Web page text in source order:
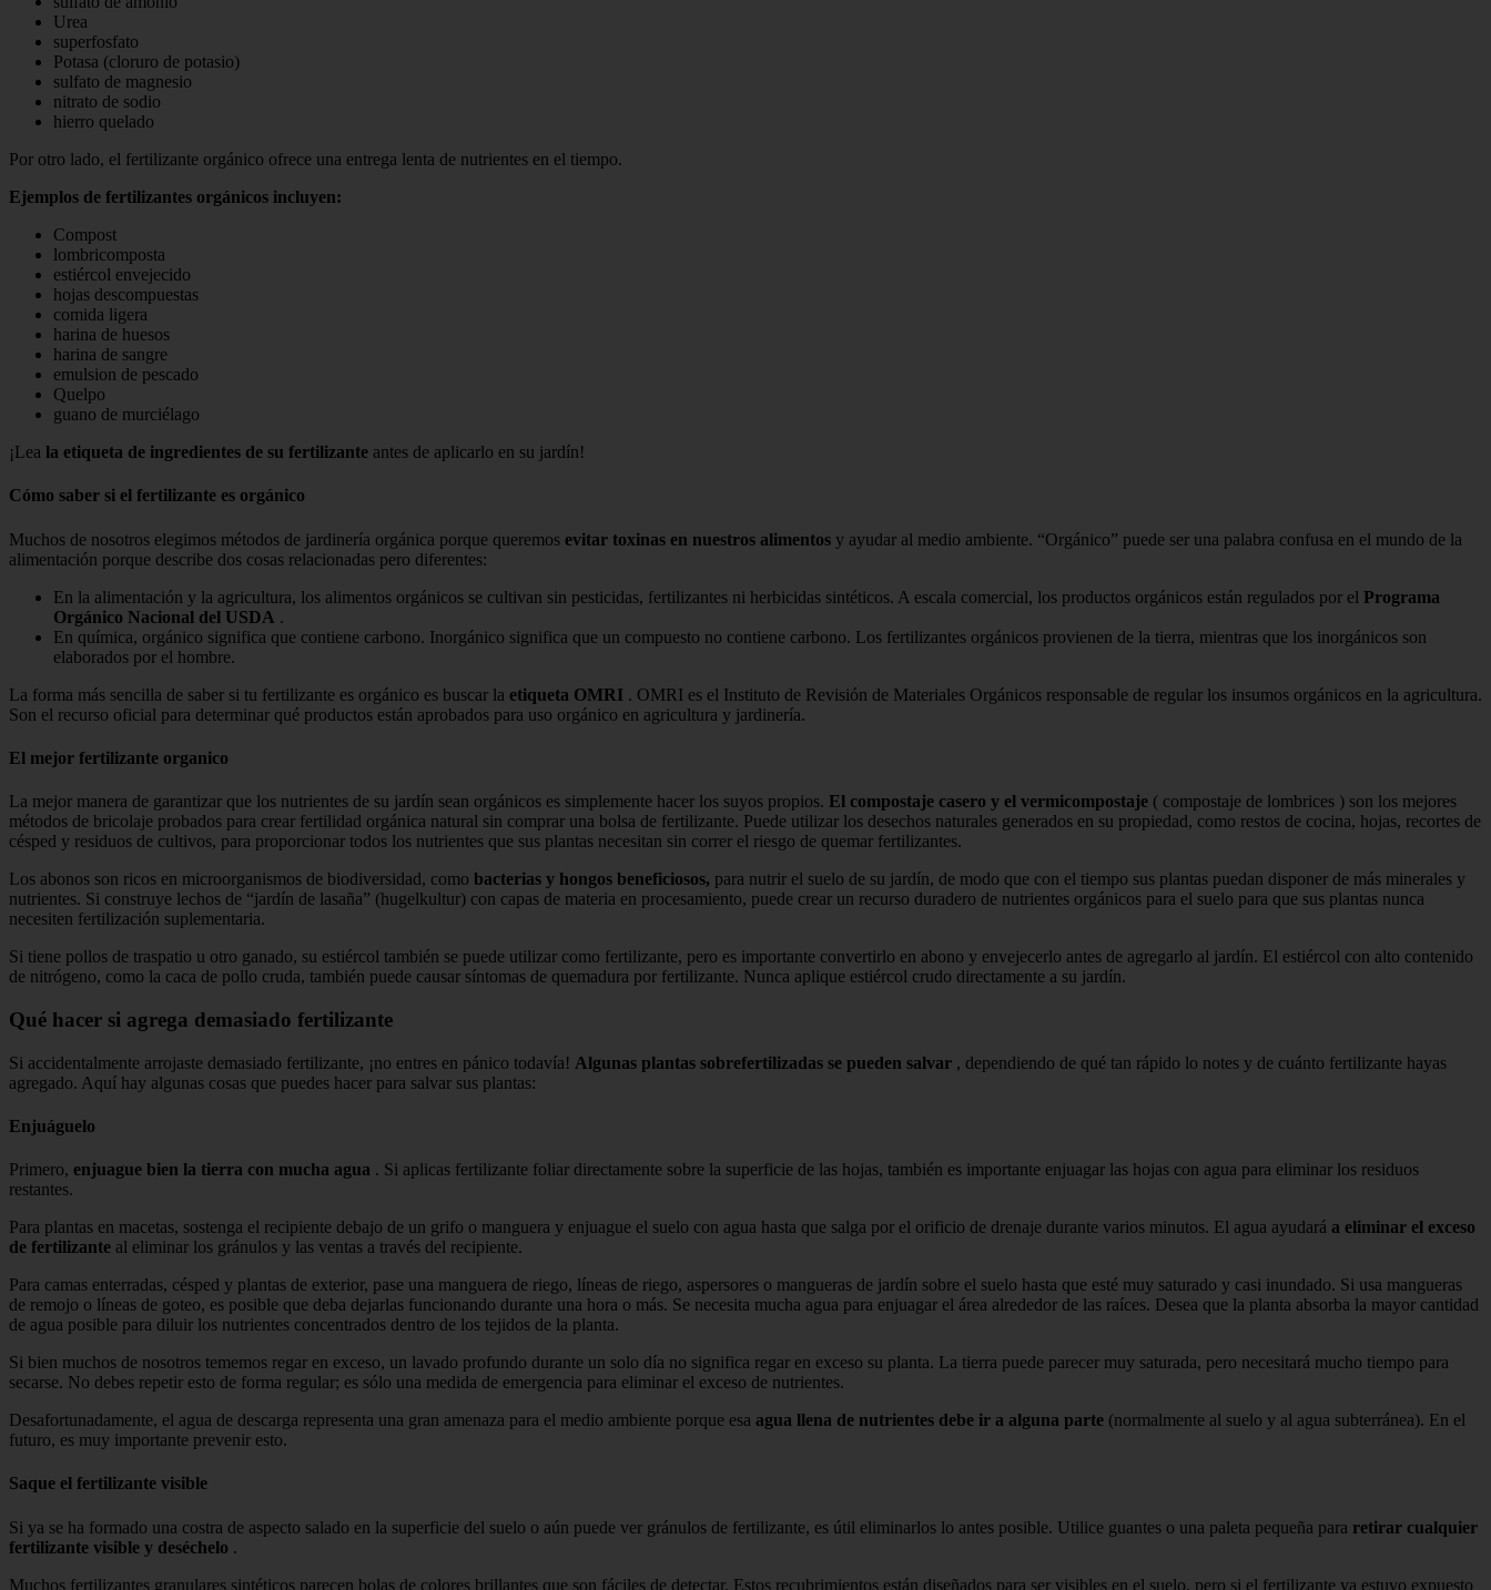
Urea
superfosfato
Potasa (cloruro de potasio)
sulfato de magnesio
nitrato de sodio
hierro quelado
Por otro lado, el fertilizante orgánico ofrece una entrega lenta de nutrientes en el tiempo.
Ejemplos de fertilizantes orgánicos incluyen:
Compost
lombricomposta
estiércol envejecido
hojas descompuestas
comida ligera
harina de huesos
harina de sangre
emulsion de pescado
Quelpo
guano de murciélago
¡Lea la etiqueta de ingredientes de su fertilizante antes de aplicarlo en su jardín!
Cómo saber si el fertilizante es orgánico
Muchos de nosotros elegimos métodos de jardinería orgánica porque queremos evitar toxinas en nuestros alimentos y ayudar al medio ambiente. “Orgánico” puede ser una palabra confusa en el mundo de la
alimentación porque describe dos cosas relacionadas pero diferentes:
En la alimentación y la agricultura, los alimentos orgánicos se cultivan sin pesticidas, fertilizantes ni herbicidas sintéticos. A escala comercial, los productos orgánicos están regulados por el Programa
Orgánico Nacional del USDA .
En química, orgánico significa que contiene carbono. Inorgánico significa que un compuesto no contiene carbono. Los fertilizantes orgánicos provienen de la tierra, mientras que los inorgánicos son
elaborados por el hombre.
La forma más sencilla de saber si tu fertilizante es orgánico es buscar la etiqueta OMRI . OMRI es el Instituto de Revisión de Materiales Orgánicos responsable de regular los insumos orgánicos en la agricultura.
Son el recurso oficial para determinar qué productos están aprobados para uso orgánico en agricultura y jardinería.
El mejor fertilizante organico
La mejor manera de garantizar que los nutrientes de su jardín sean orgánicos es simplemente hacer los suyos propios. El compostaje casero y el vermicompostaje ( compostaje de lombrices ) son los mejores
métodos de bricolaje probados para crear fertilidad orgánica natural sin comprar una bolsa de fertilizante. Puede utilizar los desechos naturales generados en su propiedad, como restos de cocina, hojas, recortes de
césped y residuos de cultivos, para proporcionar todos los nutrientes que sus plantas necesitan sin correr el riesgo de quemar fertilizantes.
Los abonos son ricos en microorganismos de biodiversidad, como bacterias y hongos beneficiosos, para nutrir el suelo de su jardín, de modo que con el tiempo sus plantas puedan disponer de más minerales y
nutrientes. Si construye lechos de “jardín de lasaña” (hugelkultur) con capas de materia en procesamiento, puede crear un recurso duradero de nutrientes orgánicos para el suelo para que sus plantas nunca
necesiten fertilización suplementaria.
Si tiene pollos de traspatio u otro ganado, su estiércol también se puede utilizar como fertilizante, pero es importante convertirlo en abono y envejecerlo antes de agregarlo al jardín. El estiércol con alto contenido
de nitrógeno, como la caca de pollo cruda, también puede causar síntomas de quemadura por fertilizante. Nunca aplique estiércol crudo directamente a su jardín.
Qué hacer si agrega demasiado fertilizante
Si accidentalmente arrojaste demasiado fertilizante, ¡no entres en pánico todavía! Algunas plantas sobrefertilizadas se pueden salvar , dependiendo de qué tan rápido lo notes y de cuánto fertilizante hayas
agregado. Aquí hay algunas cosas que puedes hacer para salvar sus plantas:
Enjuáguelo
Primero, enjuague bien la tierra con mucha agua . Si aplicas fertilizante foliar directamente sobre la superficie de las hojas, también es importante enjuagar las hojas con agua para eliminar los residuos
restantes.
Para plantas en macetas, sostenga el recipiente debajo de un grifo o manguera y enjuague el suelo con agua hasta que salga por el orificio de drenaje durante varios minutos. El agua ayudará a eliminar el exceso
de fertilizante al eliminar los gránulos y las ventas a través del recipiente.
Para camas enterradas, césped y plantas de exterior, pase una manguera de riego, líneas de riego, aspersores o mangueras de jardín sobre el suelo hasta que esté muy saturado y casi inundado. Si usa mangueras
de remojo o líneas de goteo, es posible que deba dejarlas funcionando durante una hora o más. Se necesita mucha agua para enjuagar el área alrededor de las raíces. Desea que la planta absorba la mayor cantidad
de agua posible para diluir los nutrientes concentrados dentro de los tejidos de la planta.
Si bien muchos de nosotros tememos regar en exceso, un lavado profundo durante un solo día no significa regar en exceso su planta. La tierra puede parecer muy saturada, pero necesitará mucho tiempo para
secarse. No debes repetir esto de forma regular; es sólo una medida de emergencia para eliminar el exceso de nutrientes.
Desafortunadamente, el agua de descarga representa una gran amenaza para el medio ambiente porque esa agua llena de nutrientes debe ir a alguna parte (normalmente al suelo y al agua subterránea). En el
futuro, es muy importante prevenir esto.
Saque el fertilizante visible
Si ya se ha formado una costra de aspecto salado en la superficie del suelo o aún puede ver gránulos de fertilizante, es útil eliminarlos lo antes posible. Utilice guantes o una paleta pequeña para retirar cualquier
fertilizante visible y deséchelo .
Muchos fertilizantes granulares sintéticos parecen bolas de colores brillantes que son fáciles de detectar. Estos recubrimientos están diseñados para ser visibles en el suelo, pero si el fertilizante ya estuvo expuesto